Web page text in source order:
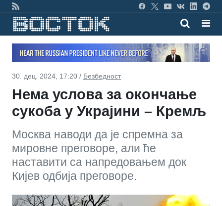
30. дец. 2024, 17:20 / Безбедност
Нема услова за окончање
сукоба у Украјини – Кремљ
Москва наводи да је спремна за
мировне преговоре, али ће
наставити са напредовањем док
Кијев одбија преговоре.